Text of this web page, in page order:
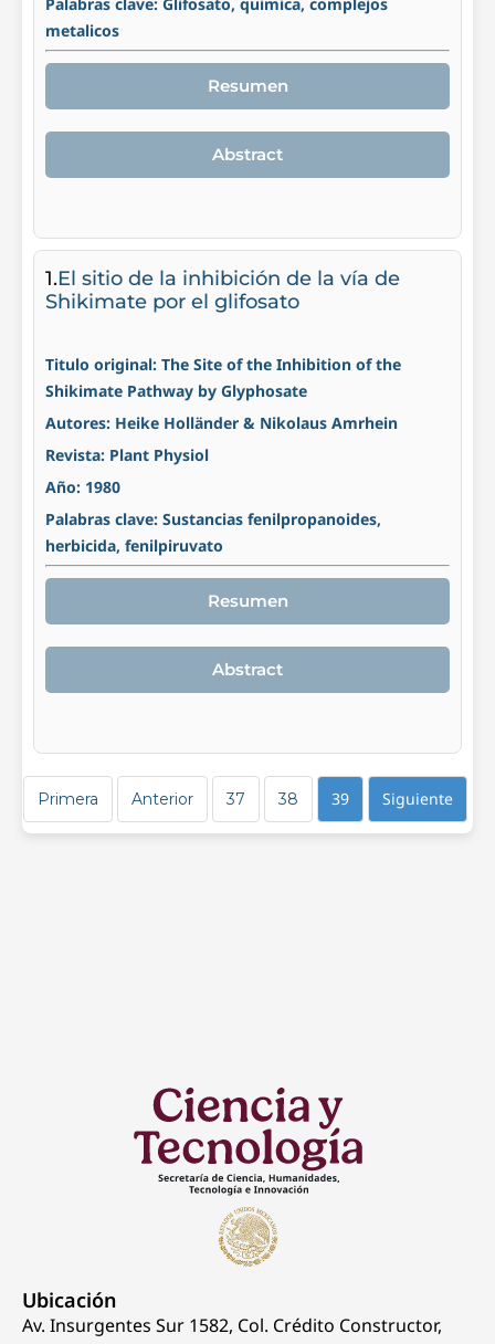
metalicos
Resumen
Abstract
1.El sitio de la inhibición de la vía de
Shikimate por el glifosato
Titulo original: The Site of the Inhibition of the
Shikimate Pathway by Glyphosate
Autores: Heike Holländer & Nikolaus Amrhein
Revista: Plant Physiol
Año: 1980
Palabras clave: Sustancias fenilpropanoides,
herbicida, fenilpiruvato
Resumen
Abstract
Primera Anterior 37 38 39 Siguiente
Ubicación
Av. Insurgentes Sur 1582, Col. Crédito Constructor,